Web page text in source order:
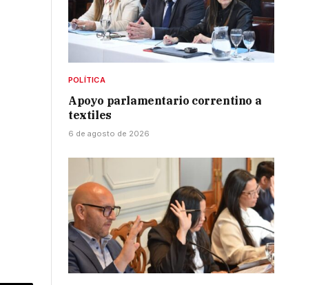
POLÍTICA
Apoyo parlamentario correntino a
textiles
6 de agosto de 2026